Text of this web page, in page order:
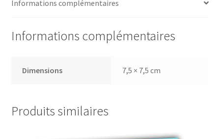
Informations complémentaires
Informations complémentaires
Dimensions 7,5 × 7,5 cm
Produits similaires